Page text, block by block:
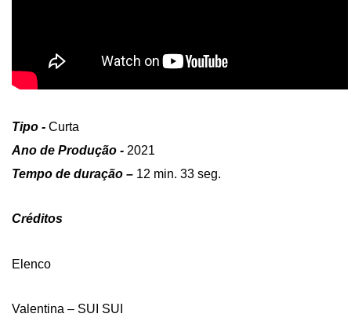
Tipo - Curta
Ano de Produção - 2021
Tempo de duração – 12 min. 33 seg.
Créditos
Elenco
Valentina – SUI SUI